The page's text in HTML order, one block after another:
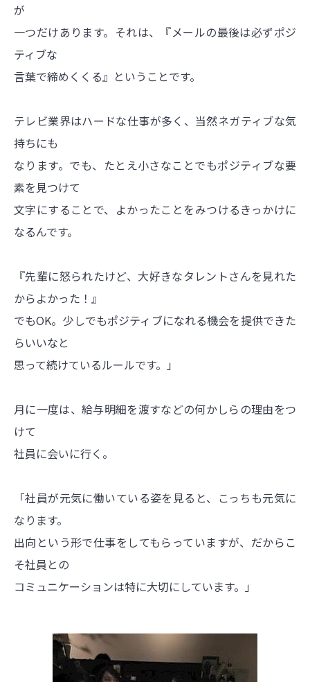
が
一つだけあります。それは、『メールの最後は必ずポジ
ティブな
言葉で締めくくる』ということです。
テレビ業界はハードな仕事が多く、当然ネガティブな気
持ちにも
なります。でも、たとえ小さなことでもポジティブな要
素を見つけて
文字にすることで、よかったことをみつけるきっかけに
なるんです。
『先輩に怒られたけど、大好きなタレントさんを見れた
からよかった！』
でもOK。少しでもポジティブになれる機会を提供できた
らいいなと
思って続けているルールです。」
月に一度は、給与明細を渡すなどの何かしらの理由をつ
けて
社員に会いに行く。
「社員が元気に働いている姿を見ると、こっちも元気に
なります。
出向という形で仕事をしてもらっていますが、だからこ
そ社員との
コミュニケーションは特に大切にしています。」